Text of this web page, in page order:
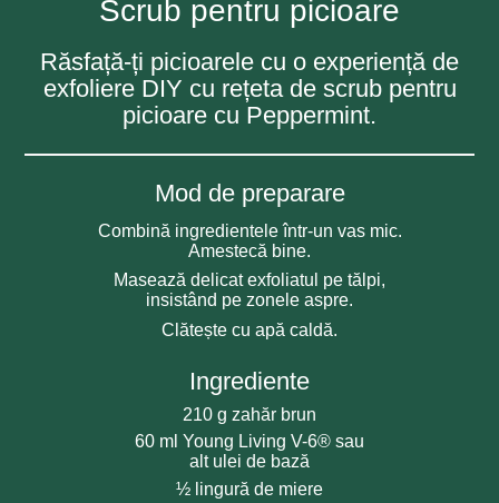
Scrub pentru picioare
Răsfață-ți picioarele cu o experiență de
exfoliere DIY cu rețeta de scrub pentru
picioare cu Peppermint.
Ingrediente
210 g zahăr brun
60 ml Young Living V-6® sau
alt ulei de bază
½ lingură de miere
Mod de preparare
Combină ingredientele într-un vas mic.
Amestecă bine.
Masează delicat exfoliatul pe tălpi,
insistând pe zonele aspre.
Clătește cu apă caldă.